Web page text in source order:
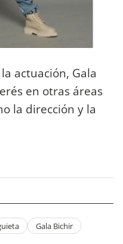
actuación, Gala
en otras áreas
la dirección y la
Gala Bichir